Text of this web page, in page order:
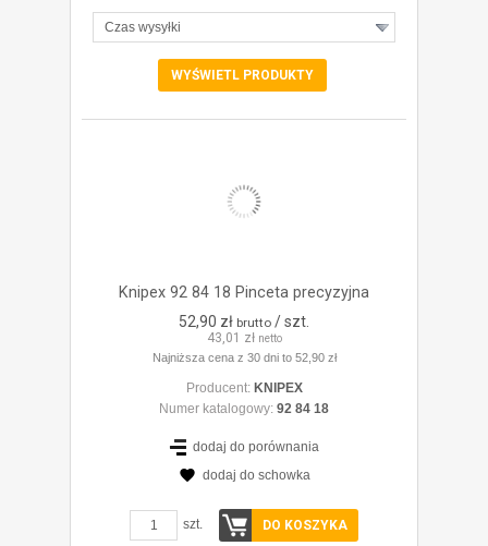
Czas wysyłki
ZOBACZ SZCZEGÓŁY
Knipex 92 84 18 Pinceta precyzyjna
52,90 zł brutto / szt.
43,01 zł netto
Najniższa cena z 30 dni to 52,90 zł
Producent: KNIPEX
Numer katalogowy: 92 84 18
dodaj do porównania
dodaj do schowka
szt. DO KOSZYKA